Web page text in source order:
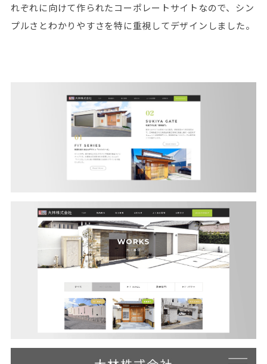
れぞれに向けて作られたコーポレートサイトなので、シン
プルさとわかりやすさを特に重視してデザインしました。